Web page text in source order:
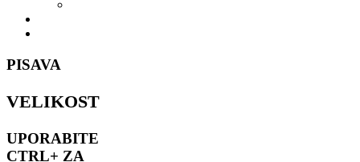
PISAVA
VELIKOST
UPORABITE
CTRL+ ZA